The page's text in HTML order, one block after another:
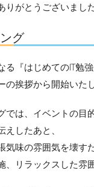
りがとうございまし
グ
る『はじめてのIT勉強
の挨拶から開始いた
では、イベントの目
えしたあと、
気味の雰囲気を壊す
、リラックスした雰